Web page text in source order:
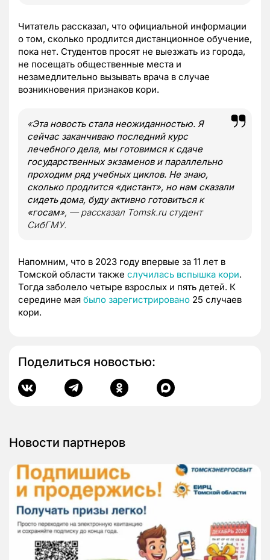
Читатель рассказал, что официальной информации
о том, сколько продлится дистанционное обучение,
пока нет. Студентов просят не выезжать из города,
не посещать общественные места и
незамедлительно вызывать врача в случае
возникновения признаков кори.
«Эта новость стала неожиданностью. Я
сейчас заканчиваю последний курс
лечебного дела, мы готовимся к сдаче
государственных экзаменов и параллельно
проходим ряд учебных циклов. Не знаю,
сколько продлится «дистант», но нам сказали
сидеть дома, буду активно готовиться к
«госам», — рассказал Tomsk.ru студент
СибГМУ.
Напомним, что в 2023 году впервые за 11 лет в
Томской области также случилась вспышка кори.
Тогда заболело четыре взрослых и пять детей. К
середине мая было зарегистрировано 25 случаев
кори.
Поделиться новостью:
Новости партнеров